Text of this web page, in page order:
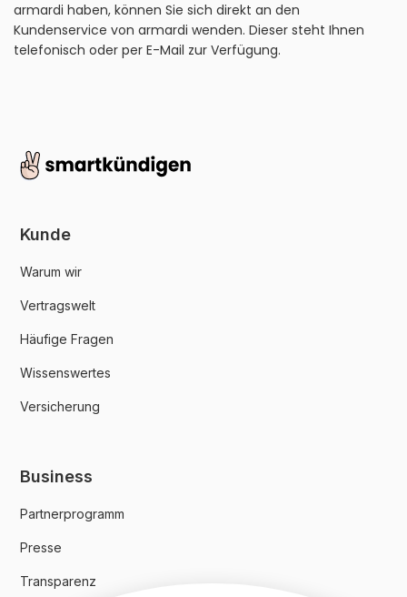
armardi haben, können Sie sich direkt an den
Kundenservice von armardi wenden. Dieser steht Ihnen
telefonisch oder per E-Mail zur Verfügung.
Kunde
Warum wir
Vertragswelt
Häufige Fragen
Wissenswertes
Versicherung
Business
Partnerprogramm
Presse
Transparenz